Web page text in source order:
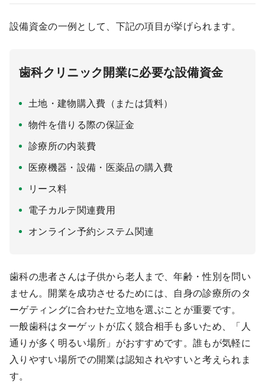
設備資金の一例として、下記の項目が挙げられます。
歯科クリニック開業に必要な設備資金
土地・建物購入費（または賃料）
物件を借りる際の保証金
診療所の内装費
医療機器・設備・医薬品の購入費
リース料
電子カルテ関連費用
オンライン予約システム関連
歯科の患者さんは子供から老人まで、年齢・性別を問い
ません。開業を成功させるためには、自身の診療所のタ
ーゲティングに合わせた立地を選ぶことが重要です。
一般歯科はターゲットが広く競合相手も多いため、「人
通りが多く明るい場所」がおすすめです。誰もが気軽に
入りやすい場所での開業は認知されやすいと考えられま
す。